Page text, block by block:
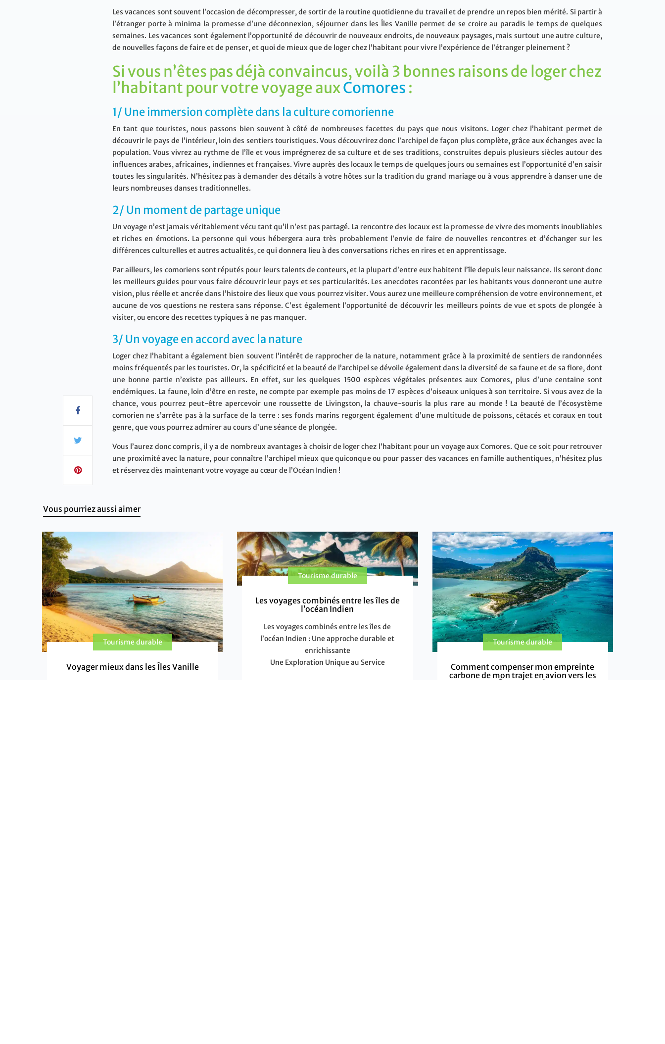
Les vacances sont souvent l’occasion de décompresser, de sortir de la routine quotidienne du travail et de prendre un repos bien mérité. Si partir à
l’étranger porte à minima la promesse d’une déconnexion, séjourner dans les Îles Vanille permet de se croire au paradis le temps de quelques
semaines. Les vacances sont également l’opportunité de découvrir de nouveaux endroits, de nouveaux paysages, mais surtout une autre culture,
de nouvelles façons de faire et de penser, et quoi de mieux que de loger chez l’habitant pour vivre l’expérience de l’étranger pleinement ?
Si vous n’êtes pas déjà convaincus, voilà 3 bonnes raisons de loger chez
l’habitant pour votre voyage auxComores :
1/ Une immersion complète dans la culture comorienne
En tant que touristes, nous passons bien souvent à côté de nombreuses facettes du pays que nous visitons. Loger chez l’habitant permet de
découvrir le pays de l’intérieur, loin des sentiers touristiques. Vous découvrirez donc l’archipel de façon plus complète, grâce aux échanges avec la
population. Vous vivrez au rythme de l’île et vous imprégnerez de sa culture et de ses traditions, construites depuis plusieurs siècles autour des
influences arabes, africaines, indiennes et françaises. Vivre auprès des locaux le temps de quelques jours ou semaines est l’opportunité d’en saisir
toutes les singularités. N’hésitez pas à demander des détails à votre hôtes sur la tradition du grand mariage ou à vous apprendre à danser une de
leurs nombreuses danses traditionnelles.
2/ Un moment de partage unique
Un voyage n’est jamais véritablement vécu tant qu’il n’est pas partagé. La rencontre des locaux est la promesse de vivre des moments inoubliables
et riches en émotions. La personne qui vous hébergera aura très probablement l’envie de faire de nouvelles rencontres et d’échanger sur les
différences culturelles et autres actualités, ce qui donnera lieu à des conversations riches en rires et en apprentissage.
Par ailleurs, les comoriens sont réputés pour leurs talents de conteurs, et la plupart d’entre eux habitent l’île depuis leur naissance. Ils seront donc
les meilleurs guides pour vous faire découvrir leur pays et ses particularités. Les anecdotes racontées par les habitants vous donneront une autre
vision, plus réelle et ancrée dans l’histoire des lieux que vous pourrez visiter. Vous aurez une meilleure compréhension de votre environnement, et
aucune de vos questions ne restera sans réponse. C’est également l’opportunité de découvrir les meilleurs points de vue et spots de plongée à
visiter, ou encore des recettes typiques à ne pas manquer.
3/ Un voyage en accord avec la nature
Loger chez l’habitant a également bien souvent l’intérêt de rapprocher de la nature, notamment grâce à la proximité de sentiers de randonnées
moins fréquentés par les touristes. Or, la spécificité et la beauté de l’archipel se dévoile également dans la diversité de sa faune et de sa flore, dont
une bonne partie n’existe pas ailleurs. En effet, sur les quelques 1500 espèces végétales présentes aux Comores, plus d’une centaine sont
endémiques. La faune, loin d’être en reste, ne compte par exemple pas moins de 17 espèces d’oiseaux uniques à son territoire. Si vous avez de la
chance, vous pourrez peut-être apercevoir une roussette de Livingston, la chauve-souris la plus rare au monde ! La beauté de l’écosystème
comorien ne s’arrête pas à la surface de la terre : ses fonds marins regorgent également d’une multitude de poissons, cétacés et coraux en tout
genre, que vous pourrez admirer au cours d’une séance de plongée.
Vous l’aurez donc compris, il y a de nombreux avantages à choisir de loger chez l’habitant pour un voyage aux Comores. Que ce soit pour retrouver
une proximité avec la nature, pour connaître l’archipel mieux que quiconque ou pour passer des vacances en famille authentiques, n’hésitez plus
et réservez dès maintenant votre voyage au cœur de l’Océan Indien !
Vous pourriez aussi aimer
Tourisme durable
Voyager mieux dans les Îles Vanille
Tourisme durable
Les voyages combinés entre les îles de
l’océan Indien
Les voyages combinés entre les îles de
l’océan Indien : Une approche durable et
enrichissante
Une Exploration Unique au Service
Tourisme durable
Comment compenser mon empreinte
carbone de mon trajet en avion vers les
Îles Vanille ?